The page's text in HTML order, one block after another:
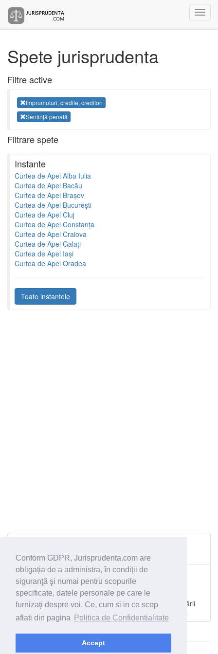
Conform GDPR, Jurisprudenta.com are
obligaţia de a administra, în condiţii de
siguranţă şi numai pentru scopurile
specificate, datele personale pe care le
furnizaţi despre voi. Ce, cum si in ce scop
aflati din pagina
Politica de Confidentialitate
Accept
Spete jurisprudenta
Filtre active
Împrumuturi, credite, creditori
Sentinţă penală
Filtrare spete
Instante
Curtea de Apel Alba Iulia
Curtea de Apel Bacău
Curtea de Apel Brașov
Curtea de Apel București
Curtea de Apel Cluj
Curtea de Apel Constanța
Curtea de Apel Craiova
Curtea de Apel Galați
Curtea de Apel Iași
Curtea de Apel Oradea
Toate instantele
înşelăciune
Sentinţă penală - 25.03.2009
Schimbarea încadrării juridice a faptei din înşelăciune
consumată în tentativă la înşelăciune. Executarea
contractului şi producerea pagubei ca urmare a organizării
unui flagrant, iar nu ca urmare a unei induceri în eroare.